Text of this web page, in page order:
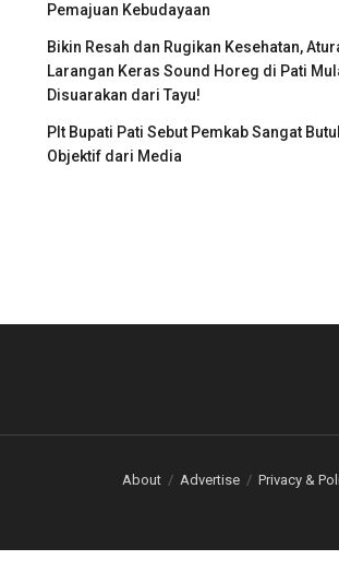
Pemajuan Kebudayaan
Bikin Resah dan Rugikan Kesehatan,
Larangan Keras Sound Horeg di Pati
Disuarakan dari Tayu!
Plt Bupati Pati Sebut Pemkab Sangat
Objektif dari Media
About Advertise Privacy &